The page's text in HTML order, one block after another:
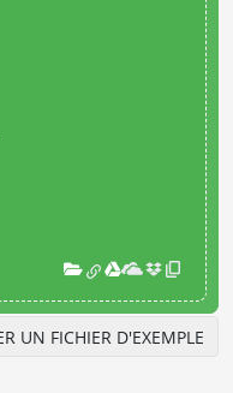
UN FICHIER D'EXEMPLE